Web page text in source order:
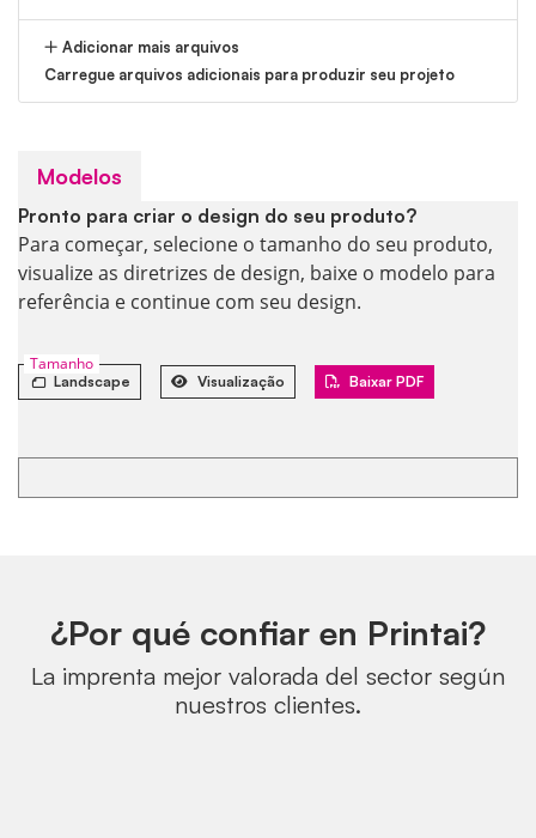
Modelos
Pronto para criar o design do seu produto?
Para começar, selecione o tamanho do seu produto,
visualize as diretrizes de design, baixe o modelo para
referência e continue com seu design.
Tamanho
Landscape Visualização Baixar PDF
Adicionar mais arquivos
Carregue arquivos adicionais para produzir seu projeto
¿Por qué confiar en Printai?
La imprenta mejor valorada del sector según
nuestros clientes.